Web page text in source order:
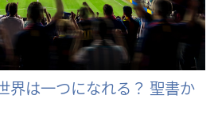
界は一つになれる？ 聖書か